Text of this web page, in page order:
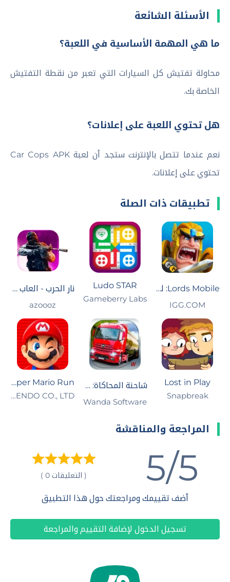
الأسئلة الشائعة
ما هي المهمة الأساسية في اللعبة؟
محاولة تفتيش كل السيارات التي تعبر من نقطة التفتيش
الخاصة بك.
هل تحتوي اللعبة على إعلانات؟
نعم عندما تتصل بالإنترنت ستجد أن لعبة Car Cops APK
تحتوي على إعلانات.
تطبيقات ذات الصلة
Lords Mobile: لوردس موبايل
IGG.COM‏
Ludo STAR
Gameberry Labs
نار الحرب - العاب حرب بدون نت
azoooz
Lost in Play
Snapbreak‏
شاحنة المحاكاة: أوروبا 2
Wanda Software‏
Super Mario Run
NINTENDO CO., LTD.
المراجعة والمناقشة
5/5 ( التعليقات 0 )
أضف تقييمك ومراجعتك حول هذا التطبيق
تسجيل الدخول لإضافة التقييم والمراجعة